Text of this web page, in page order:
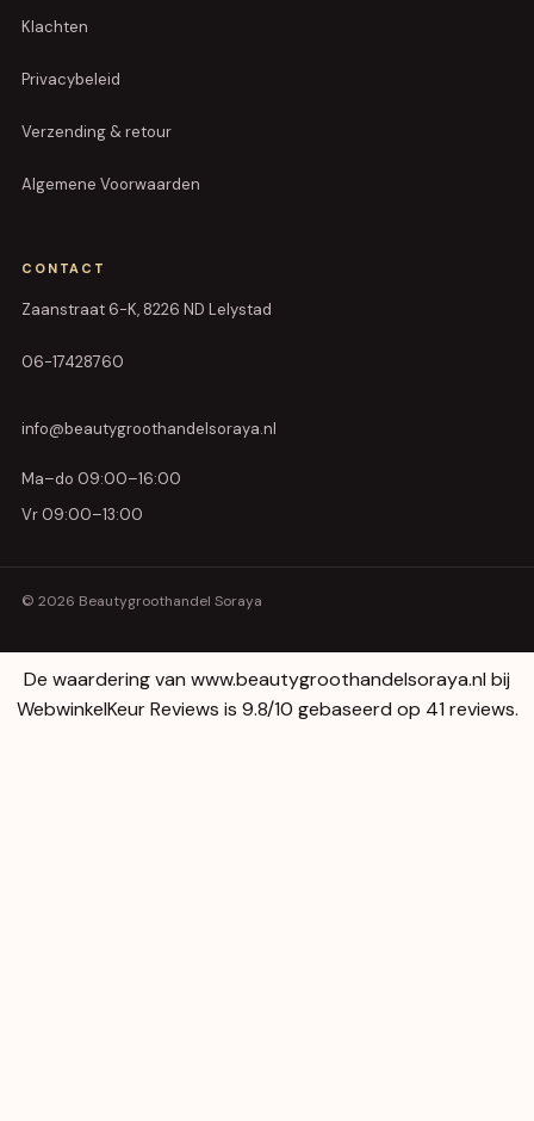
Klachten
Privacybeleid
Verzending & retour
Algemene Voorwaarden
CONTACT
Zaanstraat 6-K, 8226 ND Lelystad
06-17428760
info@beautygroothandelsoraya.nl
Ma–do 09:00–16:00
Vr 09:00–13:00
© 2026 Beautygroothandel Soraya
De waardering van www.beautygroothandelsoraya.nl bij
WebwinkelKeur Reviews is 9.8/10 gebaseerd op 41 reviews.